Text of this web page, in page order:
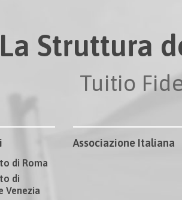
La Struttura
Tuitio
di Roma
di
Venezia
Associazione Italiana